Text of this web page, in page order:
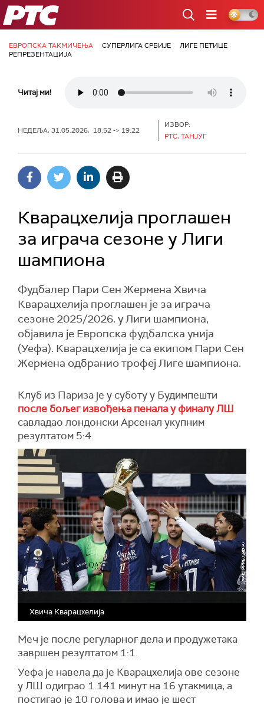
РТС
ЕВРОПСКА ТАКМИЧЕЊА СУПЕРЛИГА СРБИЈЕ
ЛИГЕ ПЕТИЦЕ
РЕПРЕЗЕНТАЦИЈА
Читај ми!
НЕДЕЉА, 31.05.2026, 18:52 -> 19:22
ИЗВОР:
РТС, ТАНЈУГ
Кварацхелија проглашен
за играча сезоне у Лиги
шампиона
Фудбалер Пари Сен Жермена Хвича
Кварацхелија проглашен је за играча
сезоне 2025/2026. у Лиги шампиона,
објавила је Европска фудбалска унија
(Уефа). Кварацхелија је са екипом Пари Сен
Жермена одбранио трофеј Лиге шампиона.
Клуб из Париза је у суботу у Будимпешти
после бољег извођења пенала у финалу ЛШ
савладао лондонски Арсенал укупним
резултатом 5:4.
Хвича Кварацхелија
Меч је после регуларног дела и продужетака
завршен резултатом 1:1.
Уефа је навела да је Кварацхелија ове сезоне
у ЛШ одиграо 1.141 минут на 16 утакмица, а
постигао је 10 голова и имао је шест